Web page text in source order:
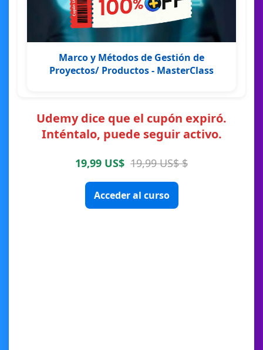
Marco y Métodos de Gestión de
Proyectos/ Productos - MasterClass
Udemy dice que el cupón expiró.
Inténtalo, puede seguir activo.
19,99 US$ 19,99 US$ $
Acceder al curso